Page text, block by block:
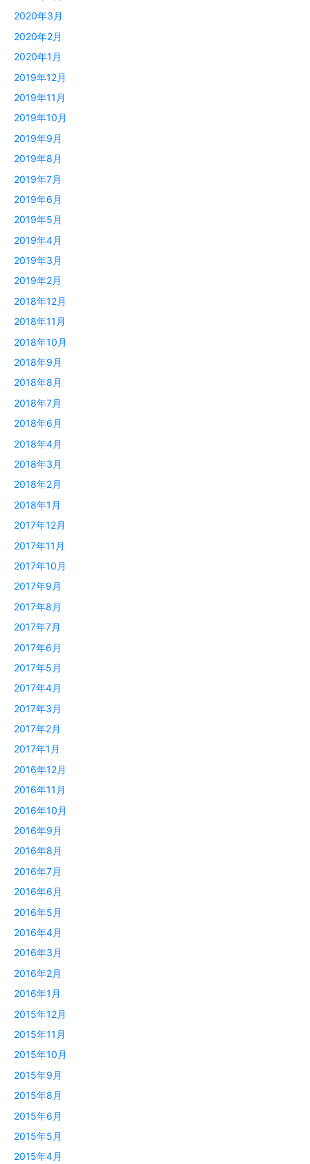
2020年3月
2020年2月
2020年1月
2019年12月
2019年11月
2019年10月
2019年9月
2019年8月
2019年7月
2019年6月
2019年5月
2019年4月
2019年3月
2019年2月
2018年12月
2018年11月
2018年10月
2018年9月
2018年8月
2018年7月
2018年6月
2018年4月
2018年3月
2018年2月
2018年1月
2017年12月
2017年11月
2017年10月
2017年9月
2017年8月
2017年7月
2017年6月
2017年5月
2017年4月
2017年3月
2017年2月
2017年1月
2016年12月
2016年11月
2016年10月
2016年9月
2016年8月
2016年7月
2016年6月
2016年5月
2016年4月
2016年3月
2016年2月
2016年1月
2015年12月
2015年11月
2015年10月
2015年9月
2015年8月
2015年6月
2015年5月
2015年4月